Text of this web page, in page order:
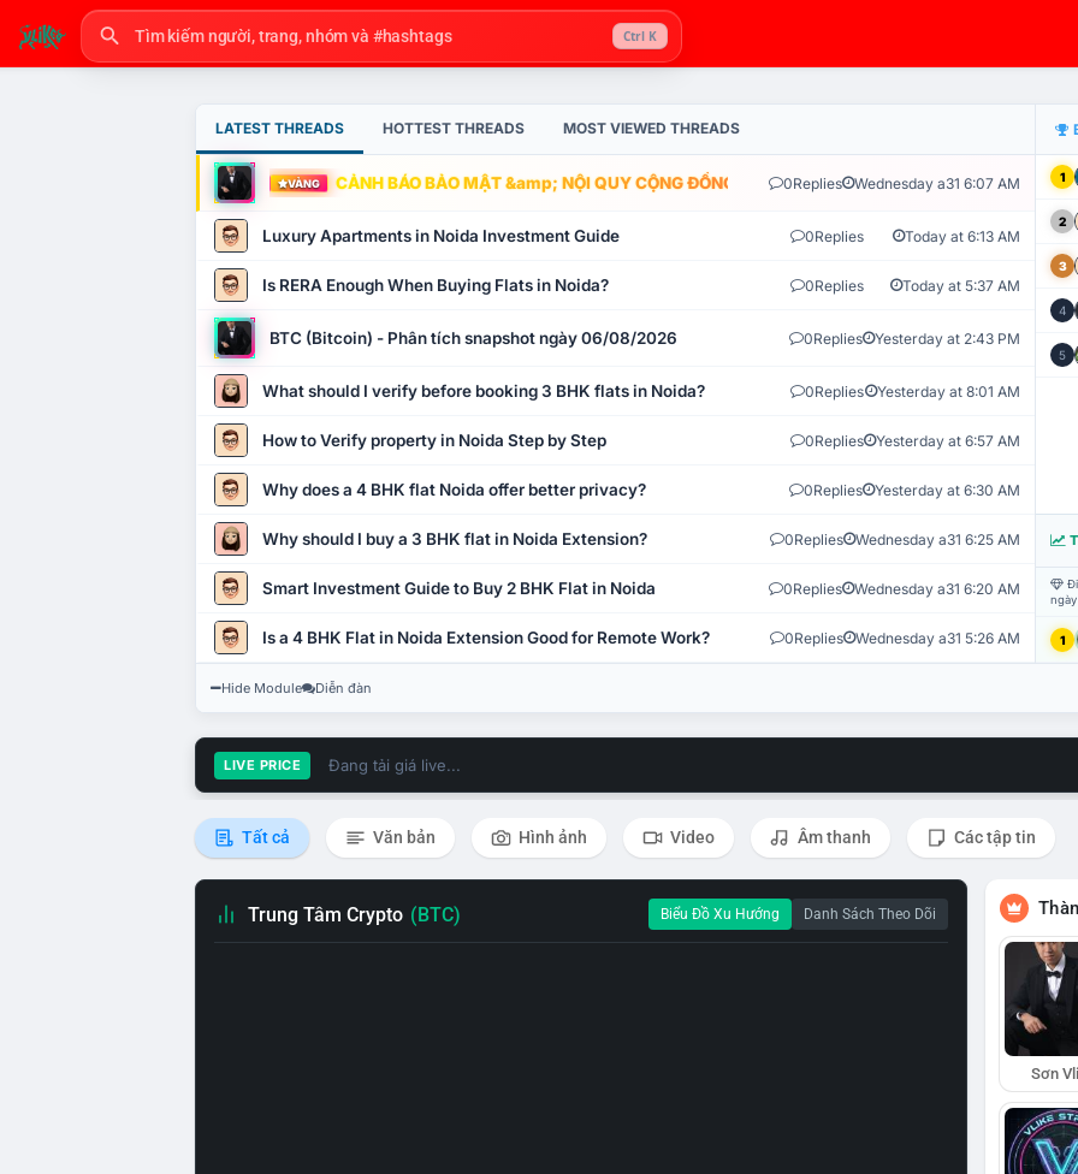
Ctrl K
LATEST THREADS HOTTEST THREADS MOST VIEWED THREADS
VÀNG CẢNH BÁO BẢO MẬT &amp; NỘI QUY CỘNG ĐỒNG VLIKE.VN: HỆ THỐNG GIÁM SÁT TỰ
0Replies Wednesday a31 6:07 AM
Luxury Apartments in Noida Investment Guide 0Replies Today at 6:13 AM
Is RERA Enough When Buying Flats in Noida? 0Replies Today at 5:37 AM
BTC (Bitcoin) - Phân tích snapshot ngày 06/08/2026 0Replies Yesterday at 2:43 PM
What should I verify before booking 3 BHK flats in Noida? 0Replies Yesterday at 8:01 AM
How to Verify property in Noida Step by Step 0Replies Yesterday at 6:57 AM
Why does a 4 BHK flat Noida offer better privacy? 0Replies Yesterday at 6:30 AM
Why should I buy a 3 BHK flat in Noida Extension? 0Replies Wednesday a31 6:25 AM
Smart Investment Guide to Buy 2 BHK Flat in Noida 0Replies Wednesday a31 6:20 AM
Is a 4 BHK Flat in Noida Extension Good for Remote Work? 0Replies Wednesday a31 5:26 AM
1
2
3
4
5
1
Hide Module Diễn đàn
LIVE PRICE Đang tải giá live...
Tất cả Văn bản Hình ảnh Video Âm thanh Các tập tin
Trung Tâm Crypto (BTC) Biểu Đồ Xu Hướng Danh Sách Theo Dõi
Sơn